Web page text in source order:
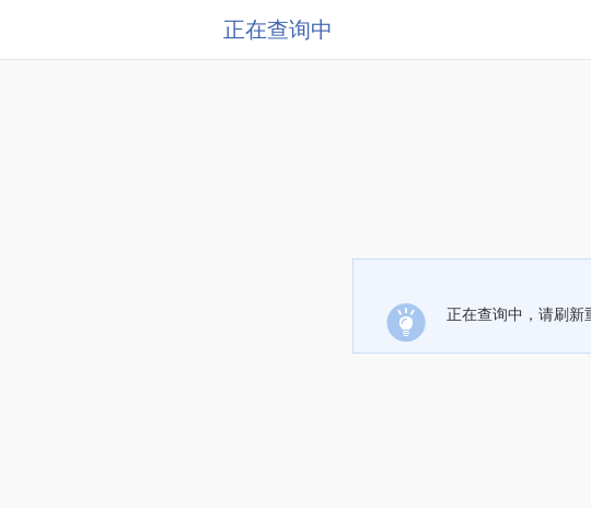
正在查询中
正在查询中，请刷新